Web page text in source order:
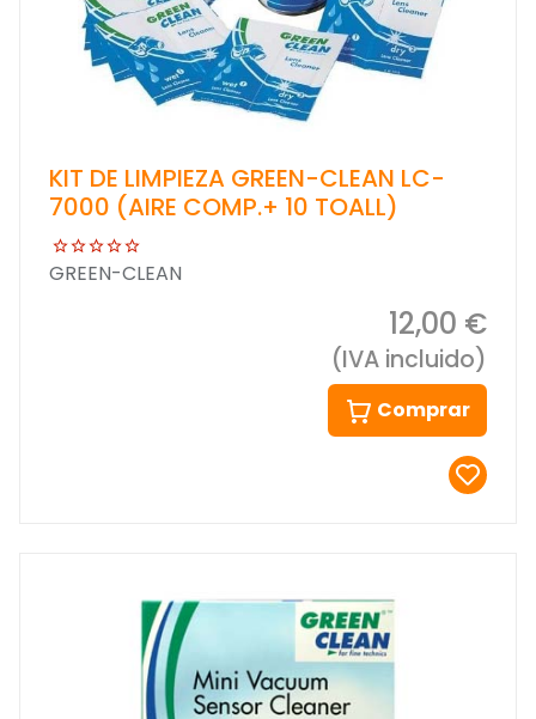
KIT DE LIMPIEZA GREEN-CLEAN LC-
7000 (AIRE COMP.+ 10 TOALL)
GREEN-CLEAN
12,00 €
(IVA incluido)
Comprar